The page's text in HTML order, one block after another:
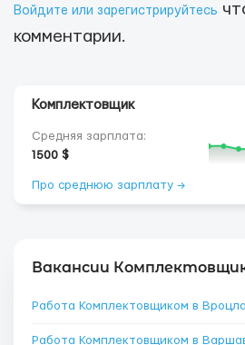
Войдите или зарегистрируйтесь
комментарии.
Комплектовщик
Средняя зарплата:
1500 $
Про среднюю зарплату →
Вакансии
Работа Комплектовщиком в
Работа Комплектовщиком в